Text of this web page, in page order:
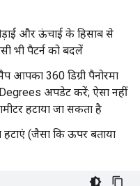
और ऊंचाई के हिसाब से
भी पैटर्न को बदलें
360 डिग्री पैनोरमा
अपडेट करें; ऐसा नहीं
हटाया जा सकता है
(जैसा कि ऊपर बताया